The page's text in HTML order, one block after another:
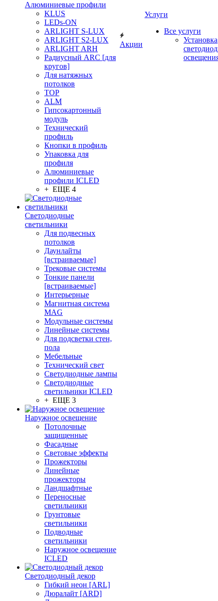
Алюминиевые профили
KLUS
LEDs-ON
ARLIGHT S-LUX
ARLIGHT S2-LUX
ARLIGHT ARH
Радиусный ARC [для
кругов]
Для натяжных
потолков
TOP
ALM
Гипсокартонный
модуль
Технический
профиль
Кнопки в профиль
Упаковка для
профиля
Алюминиевые
профили ICLED
+ ЕЩЕ 4
Светодиодные
светильники
Для подвесных
потолков
Даунлайты
[встраиваемые]
Трековые системы
Тонкие панели
[встраиваемые]
Интерьерные
Магнитная система
MAG
Модульные системы
Линейные системы
Для подсветки стен,
пола
Мебельные
Технический свет
Светодиодные лампы
Светодиодные
светильники ICLED
+ ЕЩЕ 3
Наружное освещение
Потолочные
защищенные
Фасадные
Световые эффекты
Прожекторы
Линейные
прожекторы
Ландшафтные
Переносные
светильники
Грунтовые
светильники
Подводные
светильники
Наружное освещение
ICLED
Светодиодный декор
Гибкий неон [ARL]
Дюралайт [ARD]
Акции
Услуги
Все услуги
Установка